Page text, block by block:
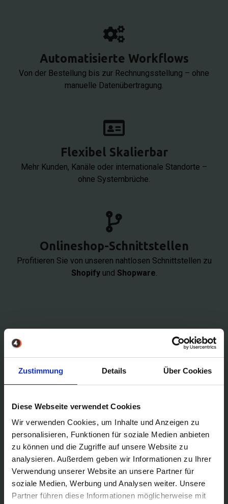
Zustimmung Details Über Cookies
Diese Webseite verwendet Cookies
Wir verwenden Cookies, um Inhalte und Anzeigen zu
personalisieren, Funktionen für soziale Medien anbieten
zu können und die Zugriffe auf unsere Website zu
analysieren. Außerdem geben wir Informationen zu Ihrer
Verwendung unserer Website an unsere Partner für
soziale Medien, Werbung und Analysen weiter. Unsere
Partner führen diese Informationen möglicherweise mit
Automatisierte Workflows
Von der Bestellung bis zur Rechnungsstellung – ohne
manuelle Datenübertragung.​
Flexibel Skalierbar
Mehr Kunden, Kanäle oder internationale Standorte –
ohne Systembrüche.
Onlineshop-Schnittstellen
Profitieren Sie von unseren nahtlosen Schnittstellen zu
Shopifyund Shopware.
JETZT BERATUNGSGESPRÄCH
VEREINBAREN